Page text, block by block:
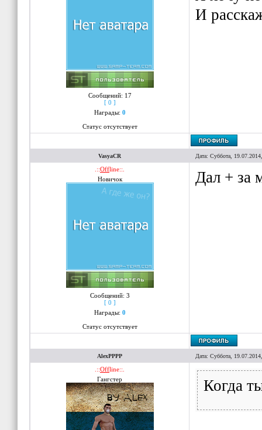
Сообщений: 17
[ 0 ]
Награды: 0
Статус отсутствует
И
VasyaCR Дата: Суббота,
.::Offline::.
Новичок
Сообщений: 3
[ 0 ]
Награды: 0
Статус отсутствует
Дал + за
AlexPPPP Дата: Суббота,
.::Offline::.
Гангстер
Когда